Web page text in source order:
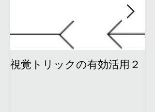
視覚トリックの有効活用２